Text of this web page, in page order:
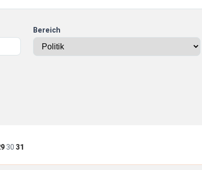
Bereich
30 31